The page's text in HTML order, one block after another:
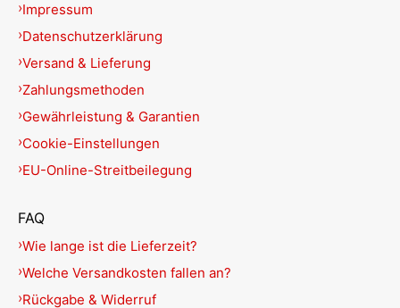
Impressum
Datenschutzerklärung
Versand & Lieferung
Zahlungsmethoden
Gewährleistung & Garantien
Cookie-Einstellungen
EU-Online-Streitbeilegung
FAQ
Wie lange ist die Lieferzeit?
Welche Versandkosten fallen an?
Rückgabe & Widerruf